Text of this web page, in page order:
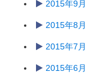
2015年9月
2015年8月
2015年7月
2015年6月